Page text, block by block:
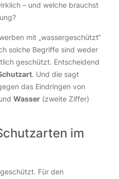
– und welche brauchst
mit „wassergeschützt“
solche Begriffe sind weder
geschützt. Entscheidend
. Und die sagt
das Eindringen von
Wasser (zweite Ziffer)
im
Für den